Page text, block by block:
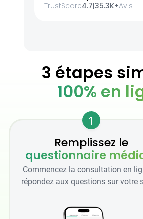
TrustScore4.7|35.3K+Avis
3 étapes
100% en
1
Remplissez le
questionnaire
Commencez la consultation en
répondez aux questions sur votre